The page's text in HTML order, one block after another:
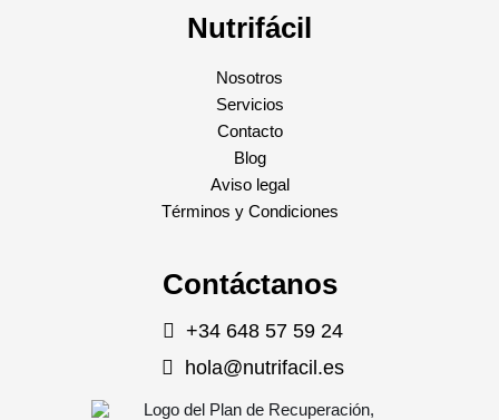
Nutrifácil
Nosotros
Servicios
Contacto
Blog
Aviso legal
Términos y Condiciones
Contáctanos
+34 648 57 59 24
hola@nutrifacil.es